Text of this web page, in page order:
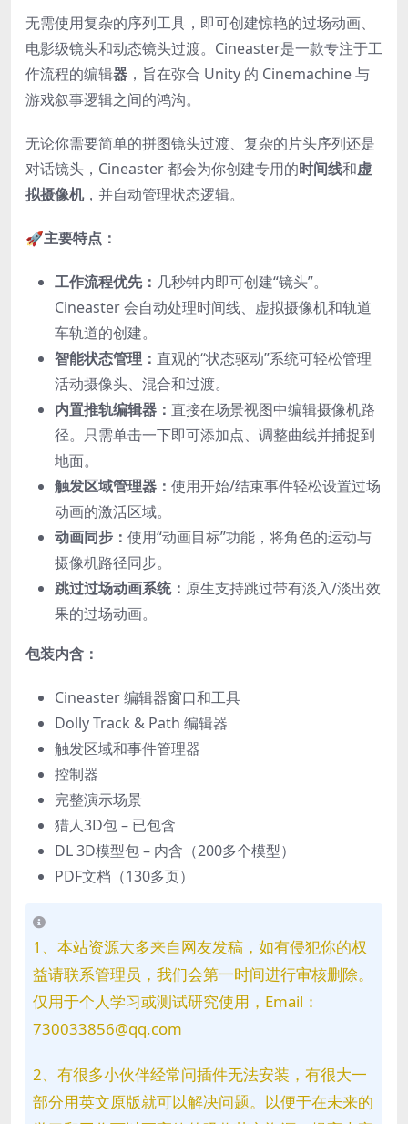
无需使用复杂的序列工具，即可创建惊艳的过场动画、
电影级镜头和动态镜头过渡。Cineaster是一款专注于工
作流程的编辑器 ，旨在弥合 Unity 的 Cinemachine 与
游戏叙事逻辑之间的鸿沟。
无论你需要简单的拼图镜头过渡、复杂的片头序列还是
对话镜头，Cineaster 都会为你创建专用的时间线和虚
拟摄像机，并自动管理状态逻辑。
🚀主要特点：
工作流程优先： 几秒钟内即可创建“镜头”。
Cineaster 会自动处理时间线、虚拟摄像机和轨道
车轨道的创建。
智能状态管理： 直观的“状态驱动”系统可轻松管理
活动摄像头、混合和过渡。
内置推轨编辑器： 直接在场景视图中编辑摄像机路
径。只需单击一下即可添加点、调整曲线并捕捉到
地面。
触发区域管理器： 使用开始/结束事件轻松设置过场
动画的激活区域。
动画同步： 使用“动画目标”功能，将角色的运动与
摄像机路径同步。
跳过过场动画系统： 原生支持跳过带有淡入/淡出效
果的过场动画。
包装内含：
Cineaster 编辑器窗口和工具
Dolly Track & Path 编辑器
触发区域和事件管理器
控制器
完整演示场景
猎人3D包 – 已包含
DL 3D模型包 – 内含（200多个模型）
PDF文档（130多页）
1、本站资源大多来自网友发稿，如有侵犯你的权
益请联系管理员，我们会第一时间进行审核删除。
仅用于个人学习或测试研究使用，Email：
730033856@qq.com
2、有很多小伙伴经常问插件无法安装，有很大一
部分用英文原版就可以解决问题。以便于在未来的